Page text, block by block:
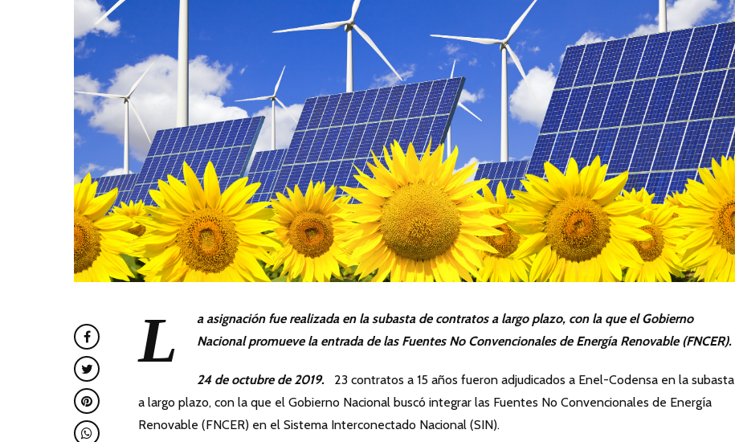
L
a asignación fue realizada en la subasta de contratos a largo plazo, con la que el Gobierno
Nacional promueve la entrada de las Fuentes No Convencionales de Energía Renovable (FNCER).
24 de octubre de 2019. 23 contratos a 15 años fueron adjudicados a Enel-Codensa en la subasta
a largo plazo, con la que el Gobierno Nacional buscó integrar las Fuentes No Convencionales de Energía
Renovable (FNCER) en el Sistema Interconectado Nacional (SIN).